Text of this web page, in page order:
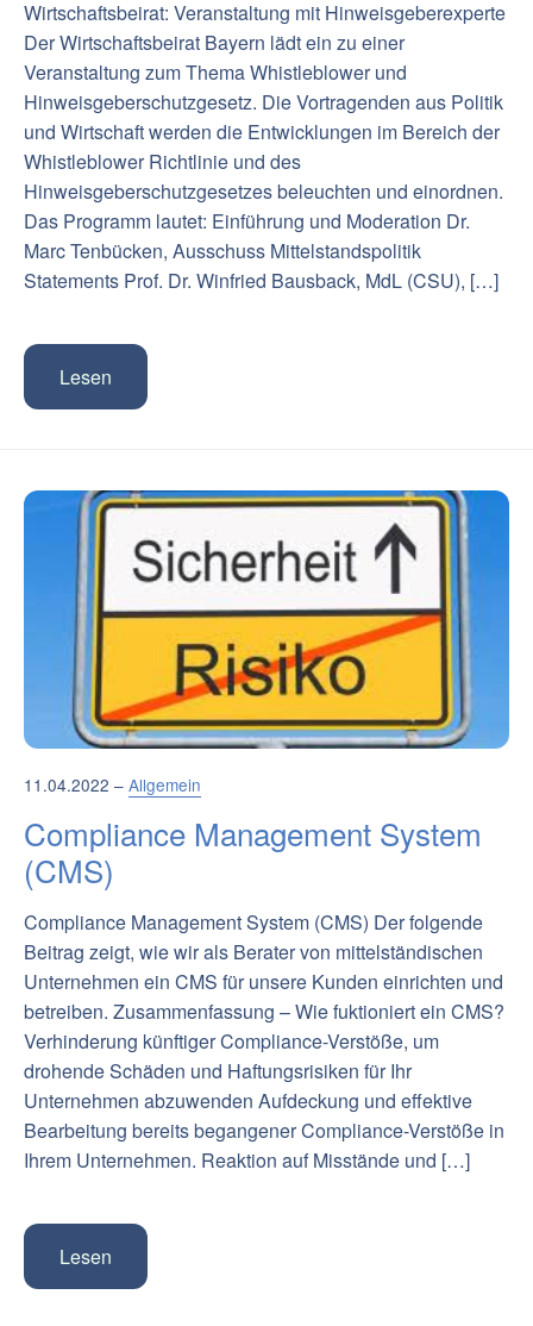
Wirtschaftsbeirat: Veranstaltung mit Hinweisgeberexperte
Der Wirtschaftsbeirat Bayern lädt ein zu einer
Veranstaltung zum Thema Whistleblower und
Hinweisgeberschutzgesetz. Die Vortragenden aus Politik
und Wirtschaft werden die Entwicklungen im Bereich der
Whistleblower Richtlinie und des
Hinweisgeberschutzgesetzes beleuchten und einordnen.
Das Programm lautet: Einführung und Moderation Dr.
Marc Tenbücken, Ausschuss Mittelstandspolitik
Statements Prof. Dr. Winfried Bausback, MdL (CSU), […]
Lesen
11.04.2022 – Allgemein
Compliance Management System
(CMS)
Compliance Management System (CMS) Der folgende
Beitrag zeigt, wie wir als Berater von mittelständischen
Unternehmen ein CMS für unsere Kunden einrichten und
betreiben. Zusammenfassung – Wie fuktioniert ein CMS?
Verhinderung künftiger Compliance-Verstöße, um
drohende Schäden und Haftungsrisiken für Ihr
Unternehmen abzuwenden Aufdeckung und effektive
Bearbeitung bereits begangener Compliance-Verstöße in
Ihrem Unternehmen. Reaktion auf Misstände und […]
Lesen